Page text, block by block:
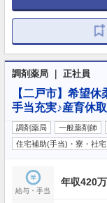
調剤薬局 ｜ 正社員
【二戸市】希望
手当充実♪産育休
調剤薬局 一般薬剤師
住宅補助(手当)・寮・社宅
給与・手当
年収420